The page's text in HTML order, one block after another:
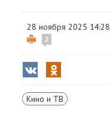
28 ноября 2025 14:28
2
Кино и ТВ